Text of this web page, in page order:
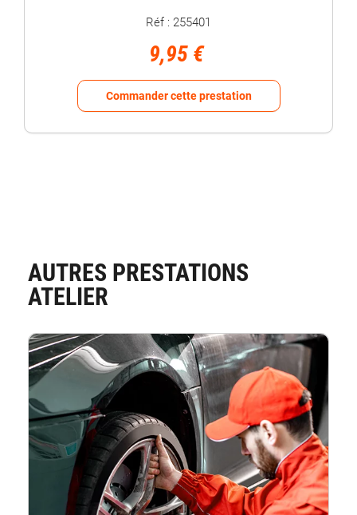
Réf : 255401
9,95 €
Commander cette prestation
AUTRES PRESTATIONS
ATELIER